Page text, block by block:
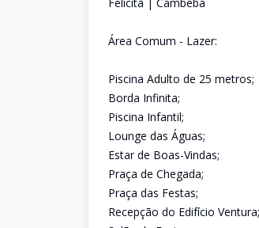
Área Comum - Lazer:
Piscina Adulto de 25 metros;
Borda Infinita;
Piscina Infantil;
Lounge das Águas;
Estar de Boas-Vindas;
Praça de Chegada;
Praça das Festas;
Recepção do Edifício Ventura;